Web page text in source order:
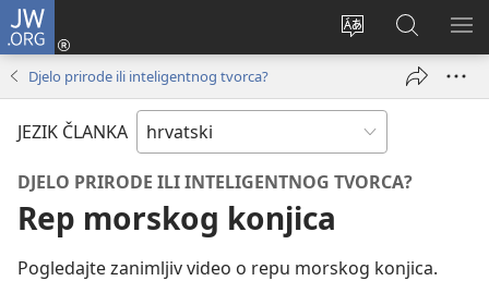
JW.ORG
Promijeni
Prijava
(otvara
prozor)
JW.ORG
|
Pretraga
Djelo prirode ili inteligentnog tvorca?
JEZIK ČLANKA
DJELO PRIRODE ILI INTELIGENTNOG TVORCA?
Rep morskog konjica
Pogledajte zanimljiv video o repu morskog konjica.